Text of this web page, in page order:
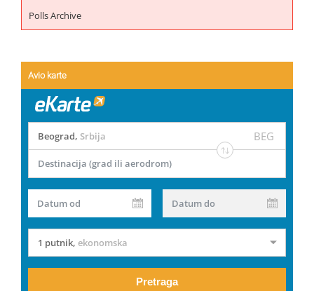
Polls Archive
Avio karte
Beograd, Srbija BEG
Destinacija (grad ili aerodrom)
Datum od Datum do
1 putnik, ekonomska
Pretraga